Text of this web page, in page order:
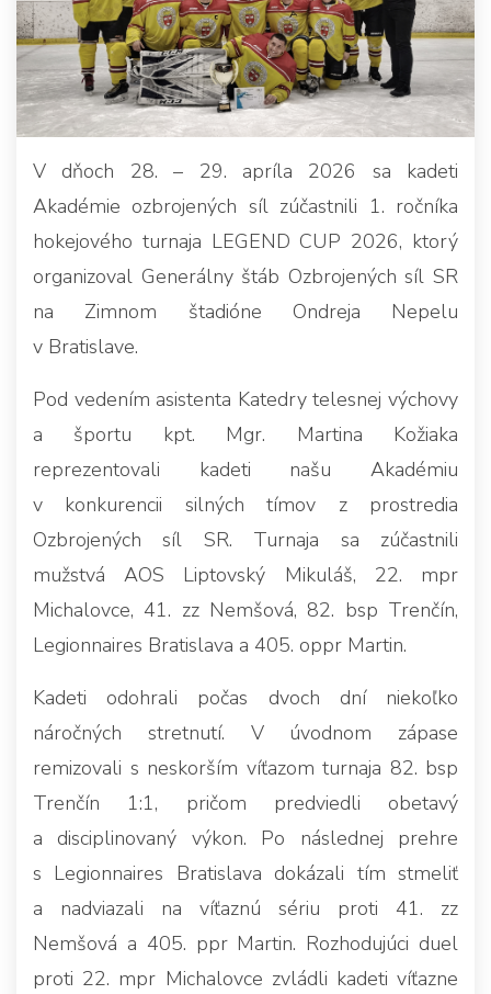
V dňoch 28. – 29. apríla 2026 sa kadeti
Akadémie ozbrojených síl zúčastnili 1. ročníka
hokejového turnaja LEGEND CUP 2026, ktorý
organizoval Generálny štáb Ozbrojených síl SR
na Zimnom štadióne Ondreja Nepelu
v Bratislave.
Pod vedením asistenta Katedry telesnej výchovy
a športu kpt. Mgr. Martina Kožiaka
reprezentovali kadeti našu Akadémiu
v konkurencii silných tímov z prostredia
Ozbrojených síl SR. Turnaja sa zúčastnili
mužstvá AOS Liptovský Mikuláš, 22. mpr
Michalovce, 41. zz Nemšová, 82. bsp Trenčín,
Legionnaires Bratislava a 405. oppr Martin.
Kadeti odohrali počas dvoch dní niekoľko
náročných stretnutí. V úvodnom zápase
remizovali s neskorším víťazom turnaja 82. bsp
Trenčín 1:1, pričom predviedli obetavý
a disciplinovaný výkon. Po následnej prehre
s Legionnaires Bratislava dokázali tím stmeliť
a nadviazali na víťaznú sériu proti 41. zz
Nemšová a 405. ppr Martin. Rozhodujúci duel
proti 22. mpr Michalovce zvládli kadeti víťazne